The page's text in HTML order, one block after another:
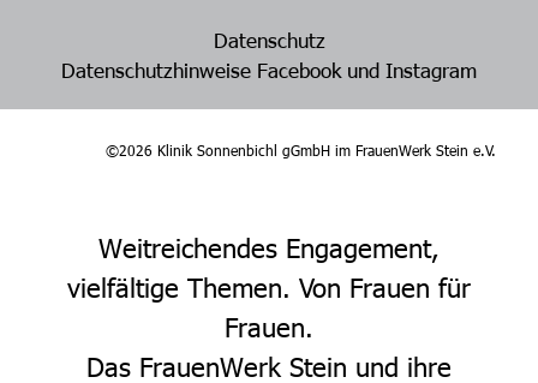
Datenschutz
Datenschutzhinweise Facebook und Instagram
©2026 Klinik Sonnenbichl gGmbH im FrauenWerk Stein e.V.
Weitreichendes Engagement,
vielfältige Themen. Von Frauen für
Frauen.
Das FrauenWerk Stein und ihre